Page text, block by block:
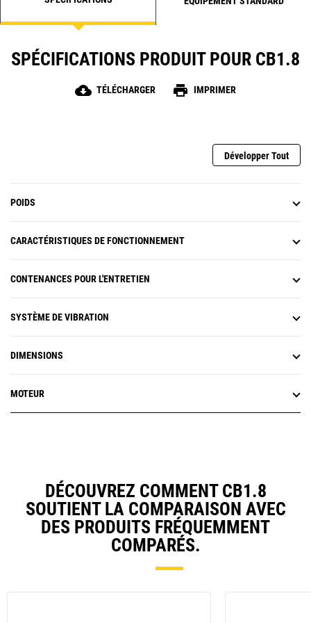
SPÉCIFICATIONS PRODUIT POUR CB1.8
cloud_download TÉLÉCHARGER print IMPRIMER
Développer Tout
POIDS
CARACTÉRISTIQUES DE FONCTIONNEMENT
CONTENANCES POUR L'ENTRETIEN
SYSTÈME DE VIBRATION
DIMENSIONS
MOTEUR
DÉCOUVREZ COMMENT CB1.8
SOUTIENT LA COMPARAISON AVEC
DES PRODUITS FRÉQUEMMENT
COMPARÉS.